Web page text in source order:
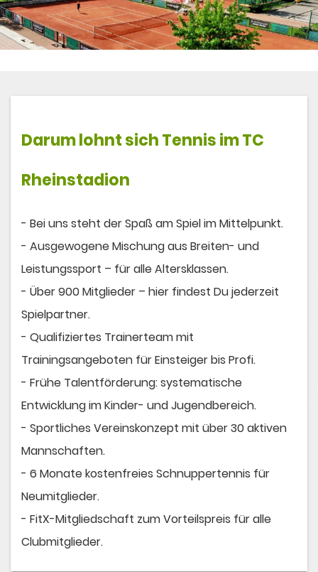
Darum lohnt sichTennisim TC
Rheinstadion
- Bei uns steht der Spaß am Spiel im Mittelpunkt.
- Ausgewogene Mischung aus Breiten- und
Leistungssport – für alle Altersklassen.
- Über 900 Mitglieder – hier findest Du jederzeit
Spielpartner.
- Qualifiziertes Trainerteam mit
Trainingsangeboten für Einsteiger bis Profi.
- Frühe Talentförderung: systematische
Entwicklung im Kinder- und Jugendbereich.
- Sportliches Vereinskonzept mit über 30 aktiven
Mannschaften.
- 6 Monate kostenfreies Schnuppertennis für
Neumitglieder.
- FitX-Mitgliedschaft zum Vorteilspreis für alle
Clubmitglieder.